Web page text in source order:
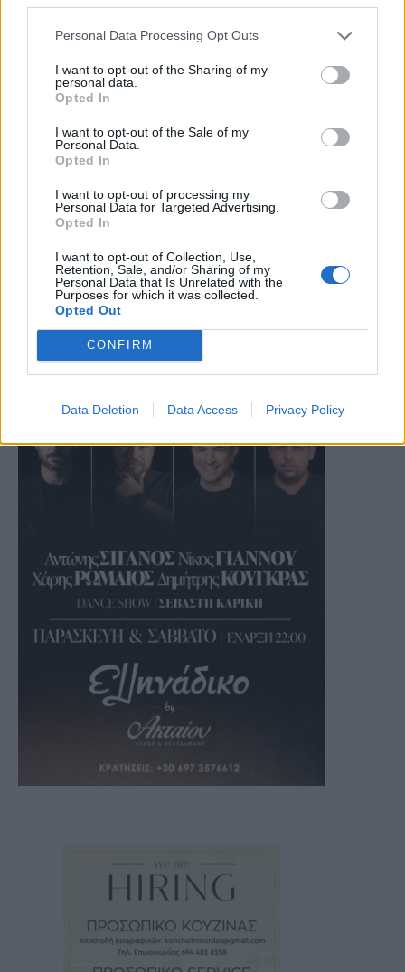
Personal Data Processing Opt Outs
I want to opt-out of the Sharing of my
personal data.
Opted In
I want to opt-out of the Sale of my
Personal Data.
Opted In
I want to opt-out of processing my
Personal Data for Targeted Advertising.
Opted In
I want to opt-out of Collection, Use,
Retention, Sale, and/or Sharing of my
Personal Data that Is Unrelated with the
Purposes for which it was collected.
Opted Out
CONFIRM
Data Deletion Data Access Privacy Policy